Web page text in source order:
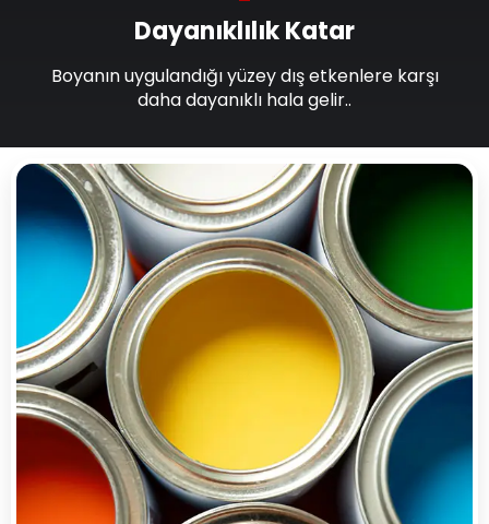
Dayanıklılık Katar
Boyanın uygulandığı yüzey dış etkenlere karşı
daha dayanıklı hala gelir..